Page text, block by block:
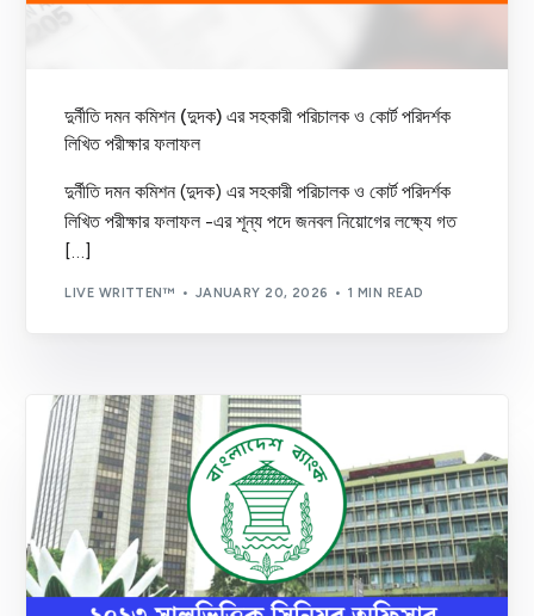
দুর্নীতি দমন কমিশন (দুদক) এর সহকারী পরিচালক ও কোর্ট পরিদর্শক
লিখিত পরীক্ষার ফলাফল
দুর্নীতি দমন কমিশন (দুদক) এর সহকারী পরিচালক ও কোর্ট পরিদর্শক
লিখিত পরীক্ষার ফলাফল -এর শূন্য পদে জনবল নিয়োগের লক্ষ্যে গত
[…]
LIVE WRITTEN™ JANUARY 20, 2026 1 MIN READ